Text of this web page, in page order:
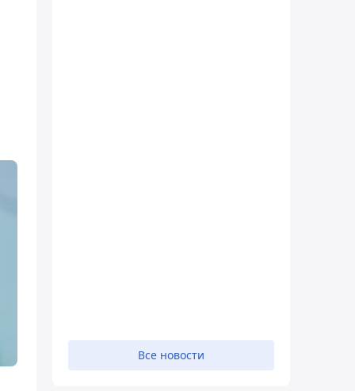
Все новости